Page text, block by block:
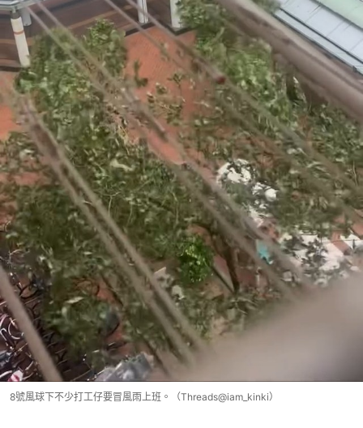
8號風球下不少打工仔要冒風雨上班。（Threads@iam_kinki）